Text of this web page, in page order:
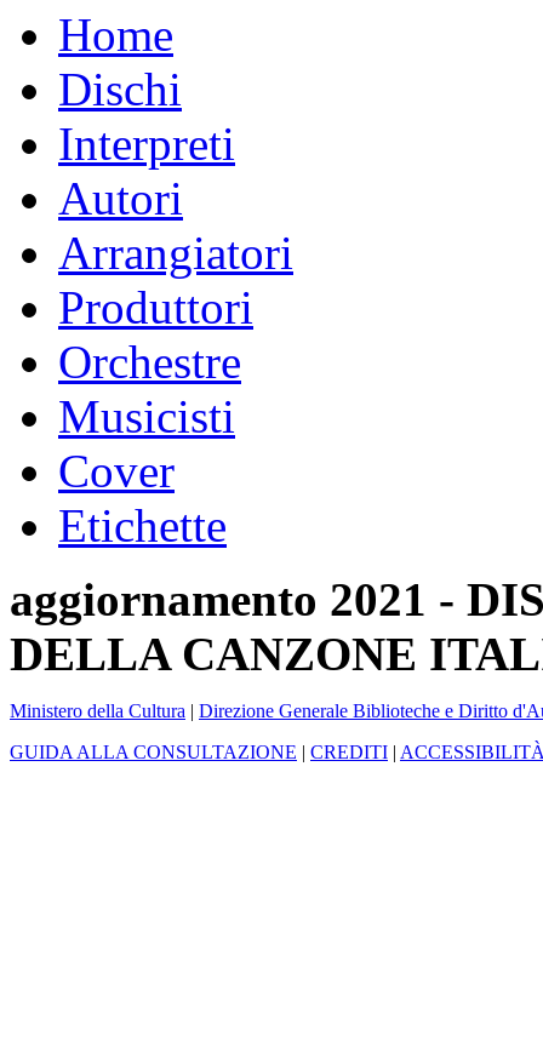
Home
Dischi
Interpreti
Autori
Arrangiatori
Produttori
Orchestre
Musicisti
Cover
Etichette
aggiornamento 2021 -
DELLA CANZONE
Ministero della Cultura | Direzione Generale Biblioteche e Diritto
GUIDA ALLA CONSULTAZIONE | CREDITI |